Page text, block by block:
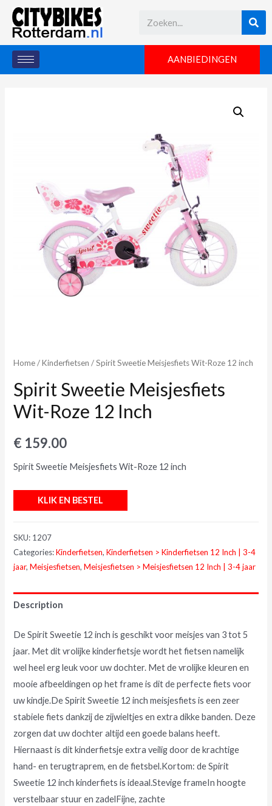
AANBIEDINGEN
Home/Kinderfietsen / Spirit Sweetie Meisjesfiets Wit-Roze 12 inch
Spirit Sweetie Meisjesfiets
Wit-Roze 12 Inch
€ 159.00
Spirit Sweetie Meisjesfiets Wit-Roze 12 inch
KLIK EN BESTEL
SKU: 1207
Categories:Kinderfietsen,Kinderfietsen > Kinderfietsen 12 Inch | 3-4
jaar,Meisjesfietsen,Meisjesfietsen > Meisjesfietsen 12 Inch | 3-4 jaar
Description
De Spirit Sweetie 12 inch is geschikt voor meisjes van 3 tot 5
jaar. Met dit vrolijke kinderfietsje wordt het fietsen namelijk
wel heel erg leuk voor uw dochter. Met de vrolijke kleuren en
mooie afbeeldingen op het frame is dit de perfecte fiets voor
uw kindje.De Spirit Sweetie 12 inch meisjesfiets is een zeer
stabiele fiets dankzij de zijwieltjes en extra dikke banden. Deze
zorgen dat uw dochter altijd een goede balans heeft.
Hiernaast is dit kinderfietsje extra veilig door de krachtige
hand- en terugtraprem, en de fietsbel.Kortom: de Spirit
Sweetie 12 inch kinderfiets is ideaal.Stevige frameIn hoogte
verstelbaar stuur en zadelFijne, zachte